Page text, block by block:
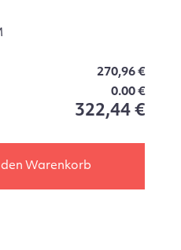
270,96 €
0.00 €
322,44 €
den Warenkorb